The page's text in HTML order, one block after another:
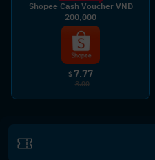
Shopee Cash Voucher VND
200,000
$ 7.77
8.00